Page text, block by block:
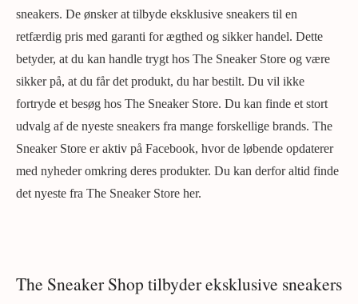
sneakers. De ønsker at tilbyde eksklusive sneakers til en
retfærdig pris med garanti for ægthed og sikker handel. Dette
betyder, at du kan handle trygt hos The Sneaker Store og være
sikker på, at du får det produkt, du har bestilt. Du vil ikke
fortryde et besøg hos The Sneaker Store. Du kan finde et stort
udvalg af de nyeste sneakers fra mange forskellige brands. The
Sneaker Store er aktiv på Facebook, hvor de løbende opdaterer
med nyheder omkring deres produkter. Du kan derfor altid finde
det nyeste fra The Sneaker Store her.
The Sneaker Shop tilbyder eksklusive sneakers